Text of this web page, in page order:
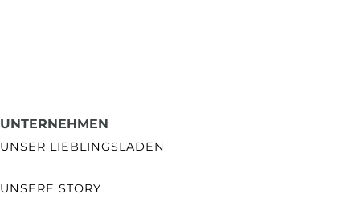
UNTERNEHMEN
UNSER LIEBLINGSLADEN
UNSERE STORY